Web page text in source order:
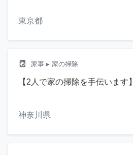
東京都
local_laundry_service 家事 ▸ 家の掃除
【2人で家の掃除を手伝います】
神奈川県